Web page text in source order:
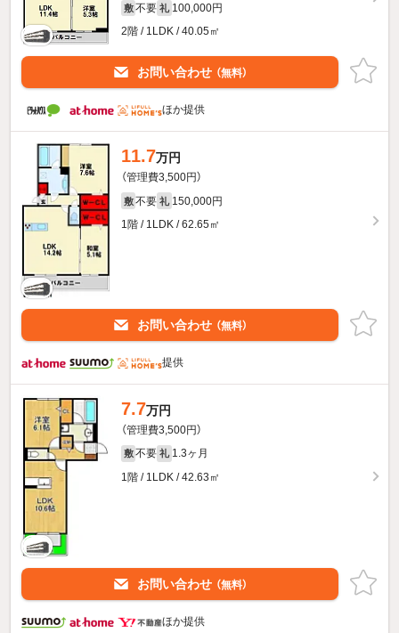
敷 不要 礼 100,000円
2階 / 1LDK / 40.05㎡
お問い合わせ （無料）
ほか提供
11.7万円
（管理費3,500円）
敷 不要 礼 150,000円
1階 / 1LDK / 62.65㎡
お問い合わせ （無料）
提供
7.7万円
（管理費3,500円）
敷 不要 礼 1.3ヶ月
1階 / 1LDK / 42.63㎡
お問い合わせ （無料）
ほか提供